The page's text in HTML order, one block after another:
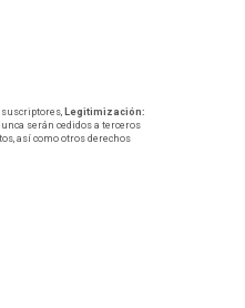
Legitimización:
serán cedidos a terceros
así como otros derechos